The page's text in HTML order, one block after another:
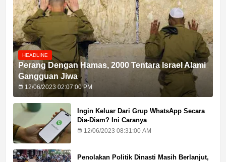
HEADLINE
Perang Dengan Hamas, 2000 Tentara Israel Alami
Gangguan Jiwa
12/06/2023 02:07:00 PM
Ingin Keluar Dari Grup WhatsApp Secara
Dia-Diam? Ini Caranya
12/06/2023 08:31:00 AM
Penolakan Politik Dinasti Masih Berlanjut,